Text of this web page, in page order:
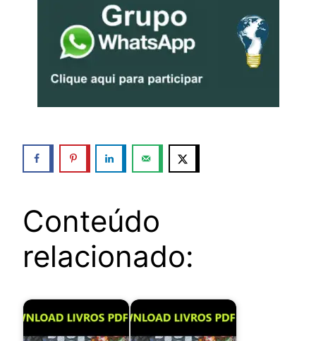
Conteúdo
relacionado: